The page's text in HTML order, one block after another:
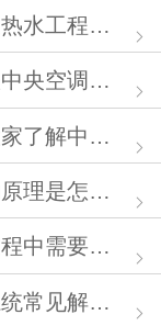
及注意事项
清洗步骤
热利用工程
么样的？
意哪些问题
案有哪些？